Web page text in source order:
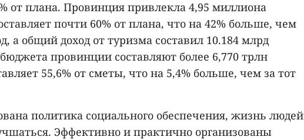
от плана. Провинция привлекла 4,95 миллиона
почти 60% от плана, что на 42% больше, чем
а общий доход от туризма составил 10.184 млрд
провинции составляют более 6,770 трлн
55,6% от сметы, что на 5,4% больше, чем за тот
политика социального обеспечения, жизнь людей
Эффективно и практично организованы